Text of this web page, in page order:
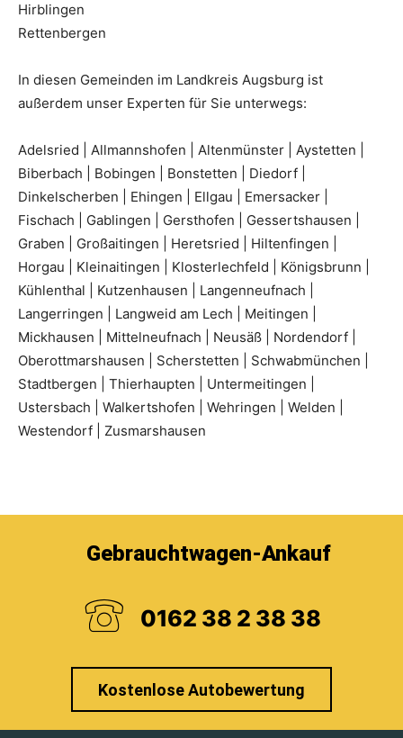
Hirblingen
Rettenbergen
In diesen Gemeinden im Landkreis Augsburg ist
außerdem unser Experten für Sie unterwegs:
Adelsried | Allmannshofen | Altenmünster | Aystetten |
Biberbach | Bobingen | Bonstetten | Diedorf |
Dinkelscherben | Ehingen | Ellgau | Emersacker |
Fischach | Gablingen | Gersthofen | Gessertshausen |
Graben | Großaitingen | Heretsried | Hiltenfingen |
Horgau | Kleinaitingen | Klosterlechfeld | Königsbrunn |
Kühlenthal | Kutzenhausen | Langenneufnach |
Langerringen | Langweid am Lech | Meitingen |
Mickhausen | Mittelneufnach | Neusäß | Nordendorf |
Oberottmarshausen | Scherstetten | Schwabmünchen |
Stadtbergen | Thierhaupten | Untermeitingen |
Ustersbach | Walkertshofen | Wehringen | Welden |
Westendorf | Zusmarshausen
Gebrauchtwagen-Ankauf
0162 38 2 38 38
Kostenlose Autobewertung